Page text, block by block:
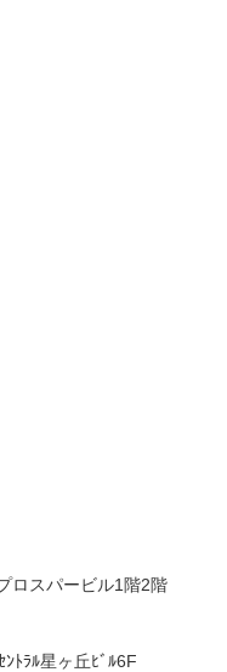
ロスパービル1階2階
ﾄﾗﾙ星ヶ丘ﾋﾞﾙ6F